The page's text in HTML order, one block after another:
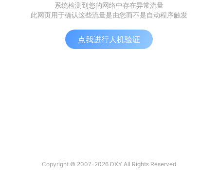
系统检测到您的网络中存在异常流量
此网页用于确认这些流量是由您而不是自动程序触发
点我进行人机验证
Copyright © 2007-2026 DXY All Rights Reserved